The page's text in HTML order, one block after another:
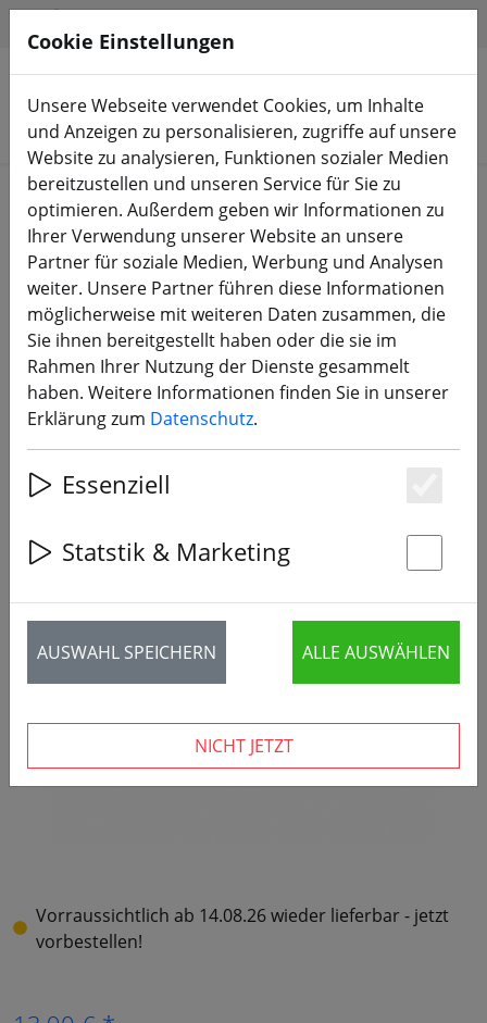
Produkte suchen
Start Akkus LiPo Akku
BosLipo P7 Batterie 850mAh 11,1V
3S 95C Lipo Akku XT30 Plug
Vorraussichtlich ab 14.08.26 wieder lieferbar - jetzt
vorbestellen!
Cookie Einstellungen
Unsere Webseite verwendet Cookies, um Inhalte
und Anzeigen zu personalisieren, zugriffe auf unsere
Website zu analysieren, Funktionen sozialer Medien
bereitzustellen und unseren Service für Sie zu
optimieren. Außerdem geben wir Informationen zu
Ihrer Verwendung unserer Website an unsere
Partner für soziale Medien, Werbung und Analysen
weiter. Unsere Partner führen diese Informationen
möglicherweise mit weiteren Daten zusammen, die
Sie ihnen bereitgestellt haben oder die sie im
Rahmen Ihrer Nutzung der Dienste gesammelt
haben. Weitere Informationen finden Sie in unserer
Erklärung zum Datenschutz.
Essenziell
Statstik & Marketing
AUSWAHL SPEICHERN ALLE AUSWÄHLEN
NICHT JETZT